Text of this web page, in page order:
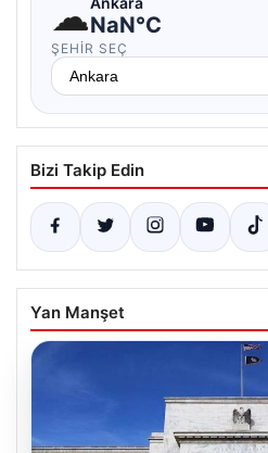
☁NaN°C
ŞEHIR SEÇ
Bizi Takip Edin
Yan Manşet